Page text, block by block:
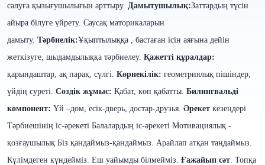
салуға қызығушылығын арттыру. Дамытушылық:Заттардың түсін
айыра білуге үйрету. Саусақ маторикаларын
дамыту. Тәрбиелік:Ұқыптылыққа , бастаған ісін аяғына дейін
жеткізуге, шыдамдылыққа тәрбиелеу. Қажетті құралдар:
қарындаштар, ақ парақ, сүлгі. Көрнекілік: геометриялық пішіндер,
үйдің суреті. Сөздік жұмыс: Қабат, көп қабатты. Билингвальді
компонент: Үй –дом, есік-дверь, достар-друзья. Әрекет кезеңдері
Тәрбиешінің іс-әрекеті Балалардың іс-әрекеті Мотивациялық -
қозғаушылық Біз қандаймыз-қандаймыз. Арайлап атқан таңдаймыз.
Күлімдеген күндейміз. Еш уайымды білмейміз. Ғажайып сәт Топқа